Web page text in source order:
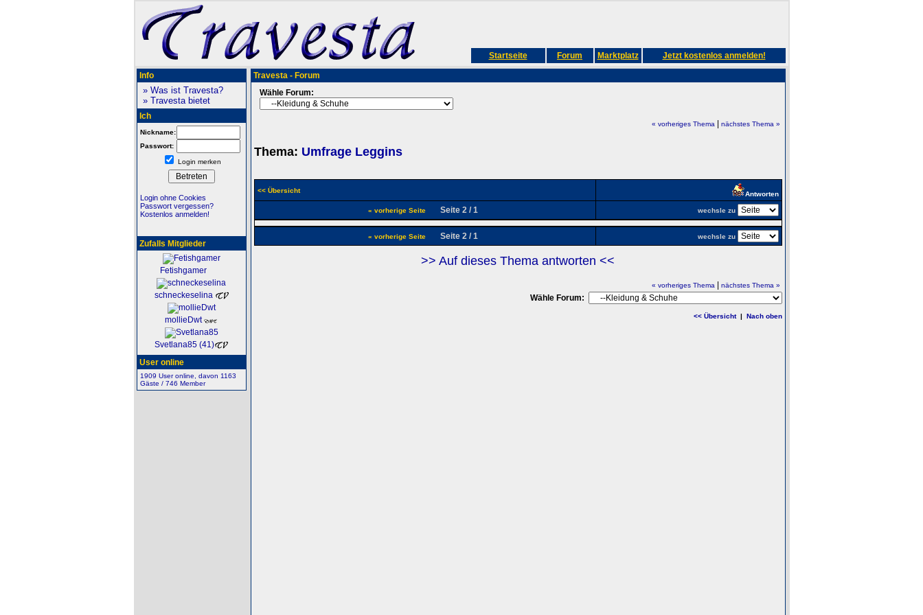
Startseite Forum Marktplatz Jetzt kostenlos anmelden!
Info
» Was ist Travesta?
» Travesta bietet
Ich
Nickname:
Passwort:
Login merken
Login ohne Cookies
Passwort vergessen?
Kostenlos anmelden!
Zufalls Mitglieder
Fetishgamer
schneckeselina
mollieDwt
Svetlana85 (41)
User online
1909 User online, davon 1163
Gäste / 746 Member
Travesta - Forum
Wähle Forum:
« vorheriges Thema| nächstes Thema »
Thema: Umfrage Leggins
<< Übersicht Antworten
« vorherige SeiteSeite 2 / 1 wechsle zu
« vorherige SeiteSeite 2 / 1 wechsle zu
>> Auf dieses Thema antworten <<
« vorheriges Thema| nächstes Thema »
Wähle Forum:
<< Übersicht| Nach oben